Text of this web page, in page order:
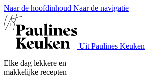
Naar de hoofdinhoud Naar de navigatie
Uit Paulines Keuken
Elke dag lekkere en
makkelijke recepten